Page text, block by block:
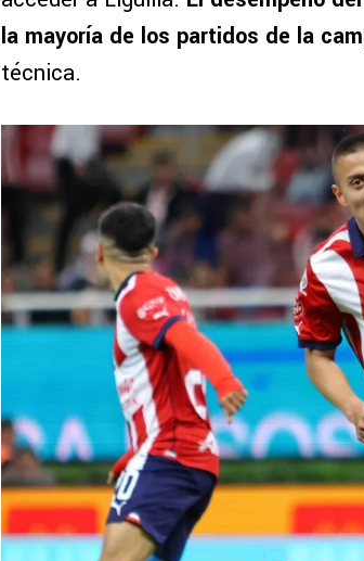
la mayoría de los partidos de la
técnica.